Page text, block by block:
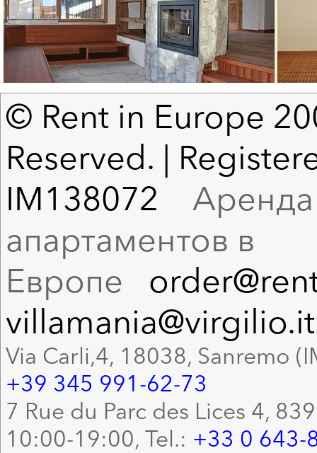
© Rent in Europe
Reserved. |
IM138072 Аренда
апартаментов в
Европе
villamania@virgilio.it
Via Carli,4, 18038, Sanremo
+39 345 991-62-73
7 Rue du Parc des Lices 4,
10:00-19:00, Tel.: +33 0 643-